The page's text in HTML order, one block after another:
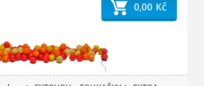
0,00 Kč